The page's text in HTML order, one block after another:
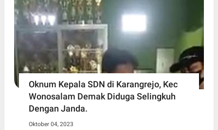
Oknum Kepala SDN di Karangrejo, Kec
Wonosalam Demak Diduga Selingkuh
Dengan Janda.
Oktober 04, 2023